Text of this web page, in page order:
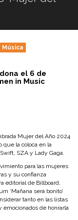
Música
el 6 de
in Music
Mujer del Año 2024
que la coloca en la
SZA y Lady Gaga.
para las mujeres
y su confianza
editorial de Billboard,
‘Mañana será bonito’
tanto en las listas
de honrarla